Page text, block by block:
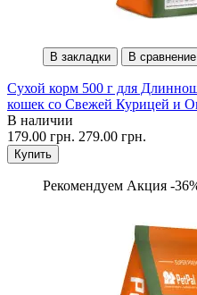
В закладки В сравнение
Сухой корм 500 г для
кошек со Свежей Курицей и
В наличии
179.00 грн. 279.00 грн.
Купить
Рекомендуем Акция -